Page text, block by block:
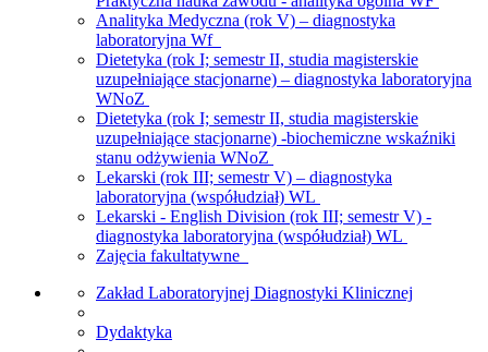
Analityka Medyczna (rok V) – diagnostyka
laboratoryjna Wf
Dietetyka (rok I; semestr II, studia magisterskie
uzupełniające stacjonarne) – diagnostyka laboratoryjna
WNoZ
Dietetyka (rok I; semestr II, studia magisterskie
uzupełniające stacjonarne) -biochemiczne wskaźniki
stanu odżywienia WNoZ
Lekarski (rok III; semestr V) – diagnostyka
laboratoryjna (współudział) WL
Lekarski - English Division (rok III; semestr V) -
diagnostyka laboratoryjna (współudział) WL
Zajęcia fakultatywne
Zakład Laboratoryjnej Diagnostyki Klinicznej
Dydaktyka